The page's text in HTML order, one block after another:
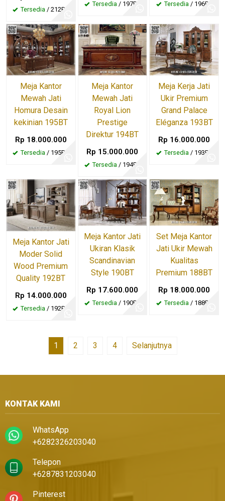
Tersedia / 212BT
Tersedia / 197BT Tersedia / 196BT
Meja Kantor
Mewah Jati
Homura Desain
kekinian 195BT
Rp 18.000.000
Tersedia / 195BT
Meja Kantor
Mewah Jati
Royal Lion
Prestige
Direktur 194BT
Rp 15.000.000
Tersedia/ 194BT
Meja Kerja Jati
Ukir Premium
Grand Palace
Eléganza 193BT
Rp 16.000.000
Tersedia/ 193BT
Meja Kantor Jati
Moder Solid
Wood Premium
Quality 192BT
Rp 14.000.000
Tersedia / 192BT
Meja Kantor Jati
Ukiran Klasik
Scandinavian
Style 190BT
Rp 17.600.000
Tersedia / 190BT
Set Meja Kantor
Jati Ukir Mewah
Kualitas
Premium 188BT
Rp 18.000.000
Tersedia / 188BT
1 2 3 4 Selanjutnya
KONTAK KAMI
WhatsApp
+6282326203040
Telepon
+6287831203040
Pinterest